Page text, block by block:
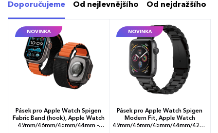
Doporučujeme Od nejlevnějšího Od nejdražšího
NOVINKA
Pásek pro Apple Watch Spigen
Fabric Band (hook), Apple Watch
49mm/46mm/45mm/44mm -
NOVINKA
Pásek pro Apple Watch Spigen
Modern Fit, Apple Watch
49mm/46mm/45mm/44mm/42mm